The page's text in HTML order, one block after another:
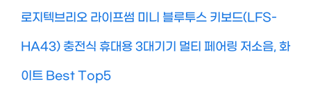
로지텍브리오 라이프썸 미니 블루투스 키보드(LFS-
HA43) 충전식 휴대용 3대기기 멀티 페어링 저소음, 화
이트 Best Top5